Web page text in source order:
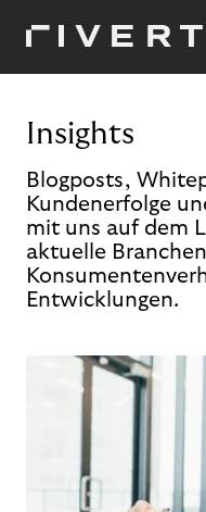
Insights
Blogposts,
Kundenerfolge
mit uns auf dem
aktuelle
Entwicklungen.